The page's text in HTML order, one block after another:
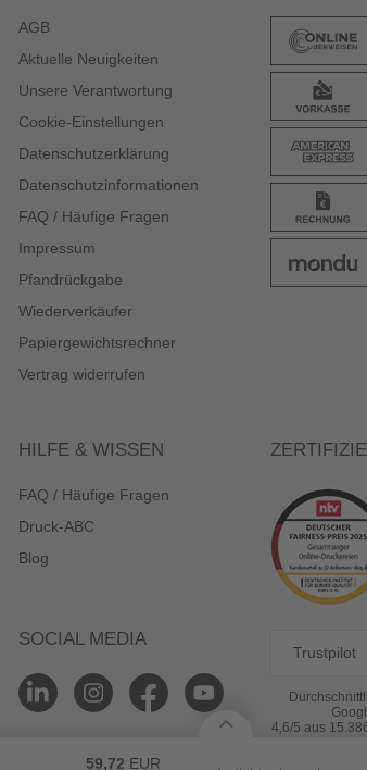
59,72 EUR
AGB
Aktuelle Neuigkeiten
Unsere Verantwortung
Cookie-Einstellungen
Datenschutzerklärung
Datenschutzinformationen
FAQ / Häufige Fragen
Impressum
Pfandrückgabe
Wiederverkäufer
Papiergewichtsrechner
Vertrag widerrufen
HILFE & WISSEN
FAQ / Häufige Fragen
Druck-ABC
Blog
SOCIAL MEDIA
Trustpilot
4,6/5 aus